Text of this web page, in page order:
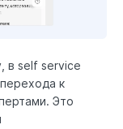
в self service
к
Это